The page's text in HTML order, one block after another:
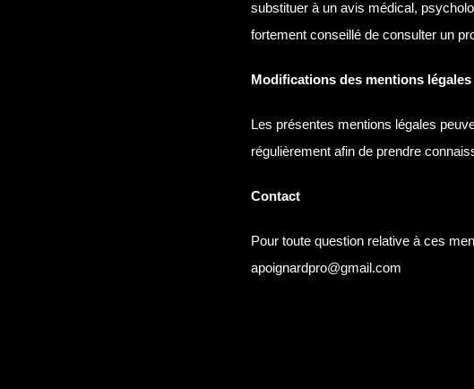
substituer à un avis médical,
fortement conseillé de consulter un
Modifications des mentions légales
Les présentes mentions légales
régulièrement afin de prendre
Contact
Pour toute question relative à ces
apoignardpro@gmail.com